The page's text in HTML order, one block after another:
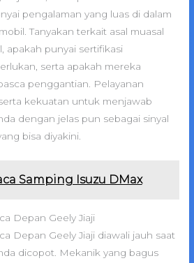
pengalaman yang luas di dalam
Tanyakan terkait asal muasal
apakah punyai sertifikasi
serta apakah mereka
penggantian. Pelayanan
kekuatan untuk menjawab
dengan jelas pun sebagai sinyal
bisa diyakini.
Samping Isuzu DMax
Depan Geely Jiaji
Depan Geely Jiaji diawali jauh saat
dicopot. Mekanik yang bagus